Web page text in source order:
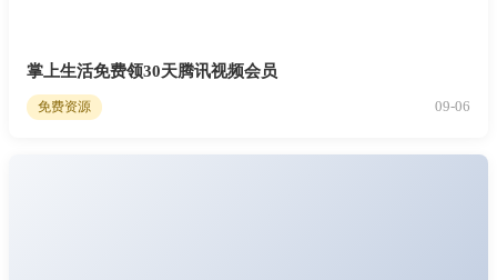
掌上生活免费领30天腾讯视频会员
免费资源 09-06